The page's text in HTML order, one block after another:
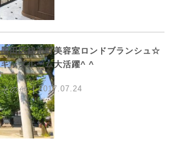
墨田区錦糸町美容室ロンドブランシュ☆
キッズルーム大活躍^ ^
その他 2017.07.24